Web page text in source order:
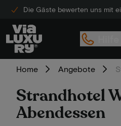
Die Gäste bewerten uns mit
Home Angebote
Strandhotel
Abendessen